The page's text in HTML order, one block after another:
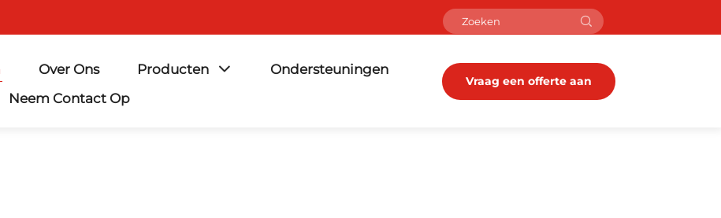
Over Ons Producten
Ondersteuningen
Neem Contact Op
Vraag een offerte aan